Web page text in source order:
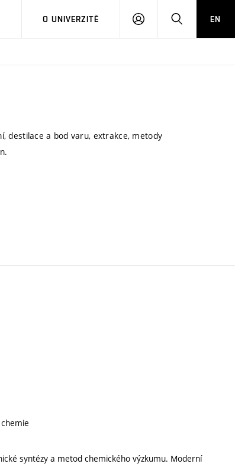
O UNIVERZITĚ
PŘIHLÁSIT HLEDATEN
destilace a bod varu, extrakce, metody
syntézy a metod chemického výzkumu. Moderní